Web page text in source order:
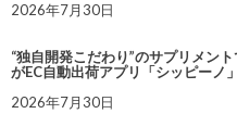
2026年7月30日
“独自開発こだわり”のサプリメン
がEC自動出荷アプリ「シッピーノ
2026年7月30日